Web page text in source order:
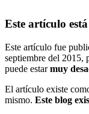
Este artículo
Este artículo fue
septiembre del 2015,
puede estarmuy
El artículo existe
mismo. Este blog